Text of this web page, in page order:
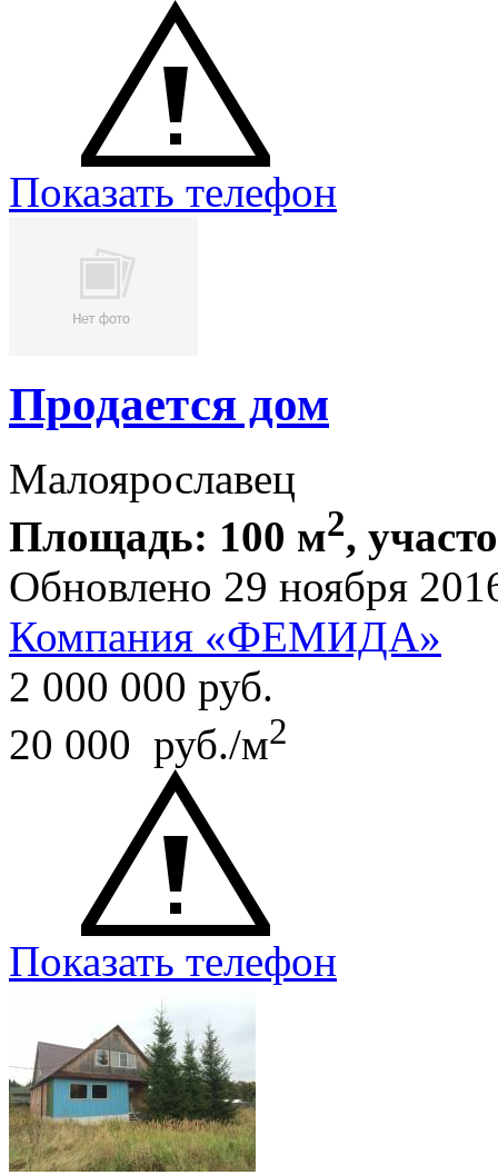
Показать телефон
Продается дом
Малоярославец
Площадь: 100 м2,
Обновлено 29 ноября
Компания «ФЕМИДА»
2 000 000 руб.
20 000 руб./м2
Показать телефон